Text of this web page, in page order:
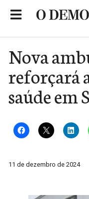
Nova
reforçará
saúde em
11 de dezembro de 2024